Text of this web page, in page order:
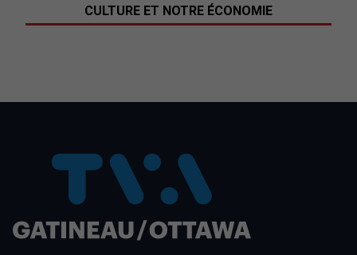
CULTURE ET NOTRE ÉCONOMIE